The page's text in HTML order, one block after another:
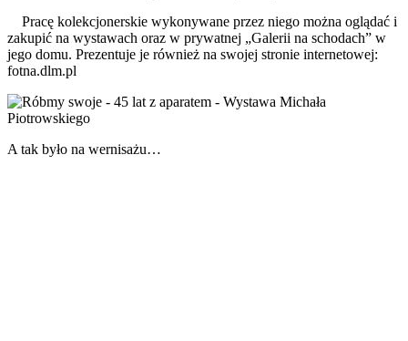
Pracę kolekcjonerskie wykonywane przez niego można oglądać i
zakupić na wystawach oraz w prywatnej „Galerii na schodach” w
jego domu. Prezentuje je również na swojej stronie internetowej:
fotna.dlm.pl
A tak było na wernisażu…